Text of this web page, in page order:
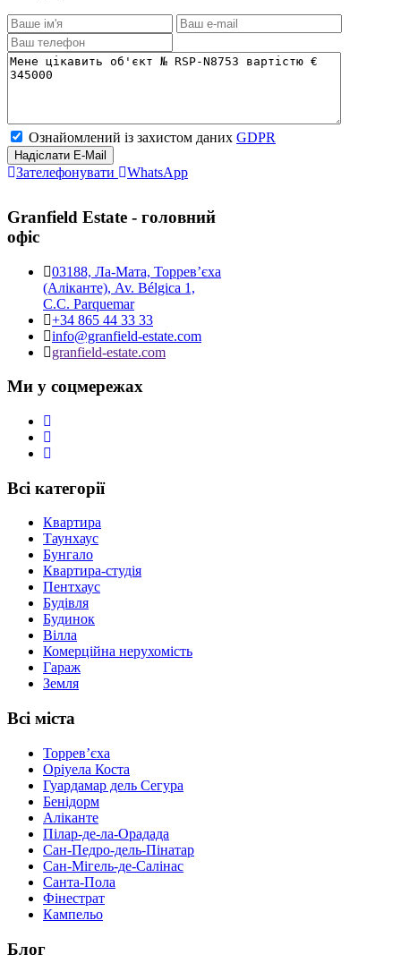
Ознайомлений із захистом даних GDPR
Надіслати E-Mail
Зателефонувати WhatsApp
Granfield Estate - головний
офіс
03188, Ла-Мата, Торревʼєха
(Аліканте), Av. Bélgica 1,
C.C. Parquemar
+34 865 44 33 33
info@granfield-estate.com
granfield-estate.com
Ми у соцмережах
Всі категорії
Квартира
Таунхаус
Бунгало
Квартира-студія
Пентхаус
Будівля
Будинок
Вілла
Комерційна нерухомість
Гараж
Земля
Всі міста
Торревʼєха
Оріуела Коста
Гуардамар дель Сегура
Бенідорм
Аліканте
Пілар-де-ла-Орадада
Сан-Педро-дель-Пінатар
Сан-Мігель-де-Салінас
Санта-Пола
Фінестрат
Кампельо
Блог